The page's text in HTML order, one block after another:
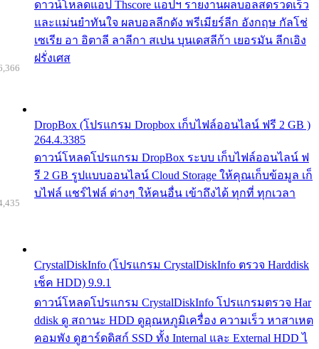
ดาวน์โหลดแอป Thscore แอปฯ รายงานผลบอลสดรวดเร็ว
และแม่นยำทันใจ ผลบอลลีกดัง พรีเมียร์ลีก อังกฤษ กัลโช่
เซเรีย อา อิตาลี ลาลีกา สเปน บุนเดสลีก้า เยอรมัน ลีกเอิง
ฝรั่งเศส
DropBox (โปรแกรม Dropbox เก็บไฟล์ออนไลน์ ฟรี 2 GB )
264.4.3385
ดาวน์โหลดโปรแกรม DropBox ระบบ เก็บไฟล์ออนไลน์ ฟ
รี 2 GB รูปแบบออนไลน์ Cloud Storage ให้คุณเก็บข้อมูล เก็
บไฟล์ แชร์ไฟล์ ต่างๆ ให้คนอื่น เข้าถึงได้ ทุกที่ ทุกเวลา
CrystalDiskInfo (โปรแกรม CrystalDiskInfo ตรวจ Harddisk
เช็ค HDD) 9.9.1
ดาวน์โหลดโปรแกรม CrystalDiskInfo โปรแกรมตรวจ Har
ddisk ดู สถานะ HDD ดูอุณหภูมิเครื่อง ความเร็ว หาสาเหต
คอมพัง ดูฮาร์ดดิสก์ SSD ทั้ง Internal และ External HDD ไ